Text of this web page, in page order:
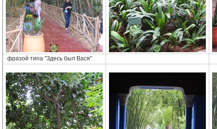
фразой типа "Здесь был Вася"